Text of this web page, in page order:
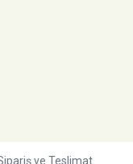
ve Teslimat